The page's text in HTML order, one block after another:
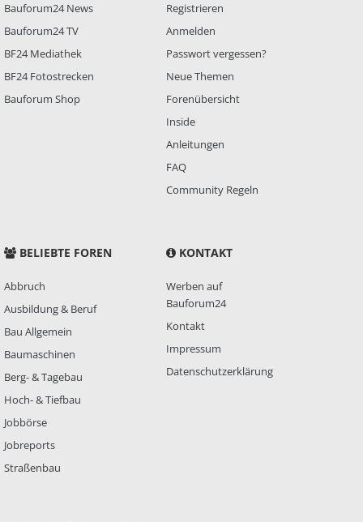
Bauforum24 News
Bauforum24 TV
BF24 Mediathek
BF24 Fotostrecken
Bauforum Shop
Registrieren
Anmelden
Passwort vergessen?
Neue Themen
Forenübersicht
Inside
Anleitungen
FAQ
Community Regeln
BELIEBTE FOREN
Abbruch
Ausbildung & Beruf
Bau Allgemein
Baumaschinen
Berg- & Tagebau
Hoch- & Tiefbau
Jobbörse
Jobreports
Straßenbau
KONTAKT
Werben auf
Bauforum24
Kontakt
Impressum
Datenschutzerklärung